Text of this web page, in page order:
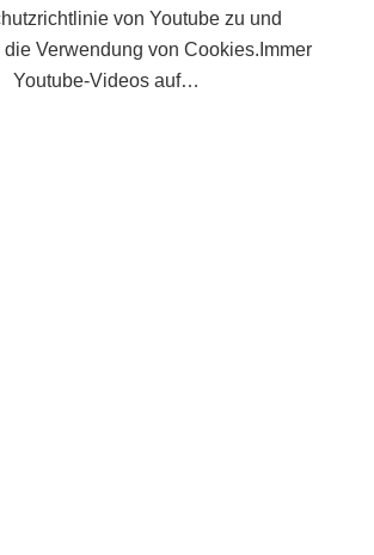
von Youtube zu und
Verwendung von Cookies.Immer
Youtube-Videos auf…